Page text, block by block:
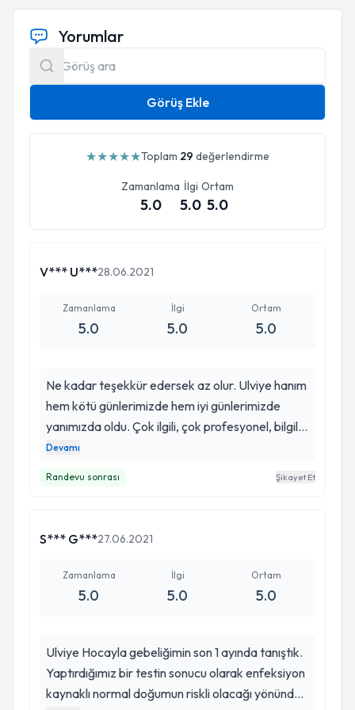
Yorumlar
Görüş Ekle
★★★★★Toplam 29 değerlendirme
Zamanlama
5.0
İlgi
5.0
Ortam
5.0
V*** U***28.06.2021
Zamanlama
5.0
İlgi
5.0
Ortam
5.0
Ne kadar teşekkür edersek az olur. Ulviye hanım
hem kötü günlerimizde hem iyi günlerimizde
yanımızda oldu. Çok ilgili, çok profesyonel, bilgili
biri. Tesadüften tanıştık, ama iyi ki öyle oldu. Tüm
Devamı
Randevu sonrası Şikayet Et
S*** G***27.06.2021
Zamanlama
5.0
İlgi
5.0
Ortam
5.0
Ulviye Hocayla gebeliğimin son 1 ayında tanıştık.
Yaptırdığımız bir testin sonucu olarak enfeksiyon
kaynaklı normal doğumun riskli olacağı yönünde